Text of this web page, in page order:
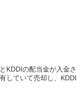
KDDIの配当金が入金さ
していて売却し、KDDI